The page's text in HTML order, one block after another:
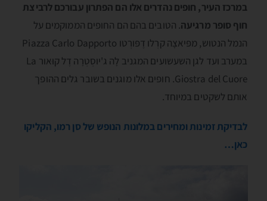
במרכז העיר, חופים נהדרים אלו הם הפתרון עבורכם לרביצת
חוף סופר מרגיעה. הטובים בהם הם החופים הממוקמים על
הנמל הנטוש, מפּיאצָה קרְלו דֶפּורְטו Piazza Carlo Dapporto
במערב ועד לגן השעשועים המגניב לָה ג'יוסְטְרָה דֶל קוּאור La
Giostra del Cuore. חופים אלו מוגנים בשובר גלים ההופך
אותם לשקטים במיוחד.
לבדיקת זמינות ומחירים במלונות הנופש של סן רמו, הקליקו
כאן…